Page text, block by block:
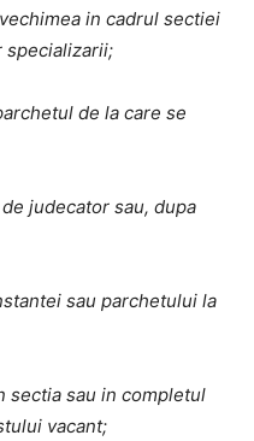
in cadrul sectiei
specializarii;
de la care se
judecator sau, dupa
sau parchetului la
sectia sau in completul
vacant;